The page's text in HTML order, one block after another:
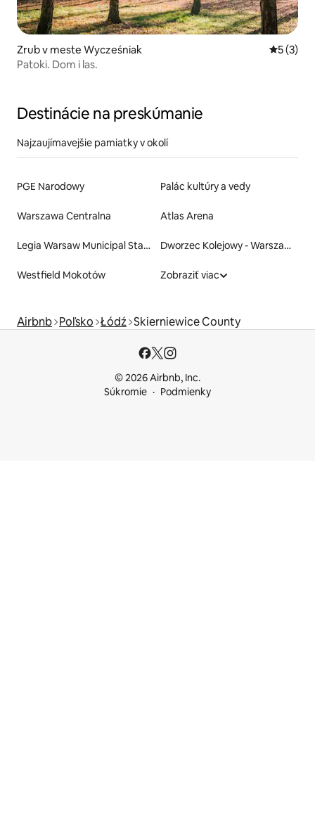
Zrub v meste Wycześniak
5 (3)
Patoki. Dom i las.
Destinácie na preskúmanie
Najzaujímavejšie pamiatky v okolí
PGE Narodowy Palác kultúry a vedy
Warszawa Centralna Atlas Arena
Legia Warsaw Municipal Stadium Of Marshal Jozef Pilsudski Dworzec Kolejowy - Warszawa Centralna
Westfield Mokotów Zobraziť viac
Airbnb Poľsko Łódź Skierniewice County
© 2026 Airbnb, Inc.
Súkromie
Podmienky